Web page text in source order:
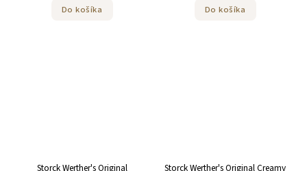
Do košíka Do košíka
Storck Werther's Original
Storck Werther's Original Creamy